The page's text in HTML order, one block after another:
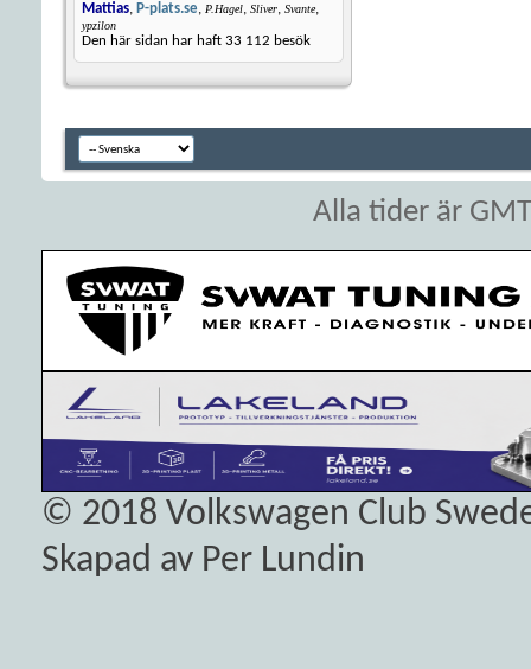
Mattias, P-plats.se, P.Hagel, Sliver, Svante,
ypzilon
Den här sidan har haft 33 112 besök
Alla tider är
© 2018 Volkswagen Club
Skapad av Per Lundin